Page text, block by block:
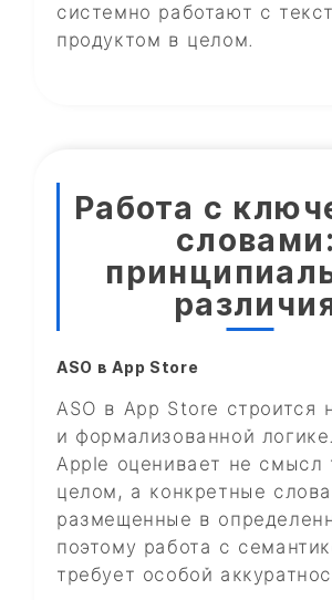
системно работают с
продуктом в целом.
Работа с
словами:
ASO в App Store
ASO в App Store строится
и формализованной
Apple оценивает не смысл
целом, а конкретные
размещенные в
поэтому работа с
требует особой